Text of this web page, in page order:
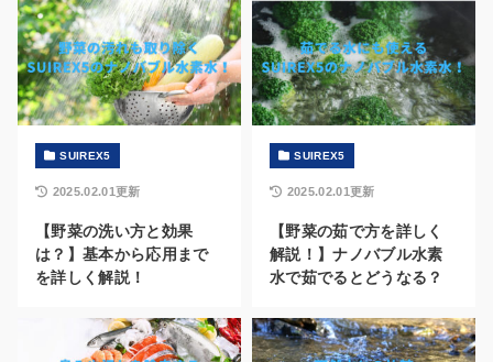
SUIREX5
【野菜の洗い方と効果
は？】基本から応用まで
を詳しく解説！
2025.02.01更新
SUIREX5
【野菜の茹で方を詳しく
解説！】ナノバブル水素
水で茹でるとどうなる？
2025.02.01更新